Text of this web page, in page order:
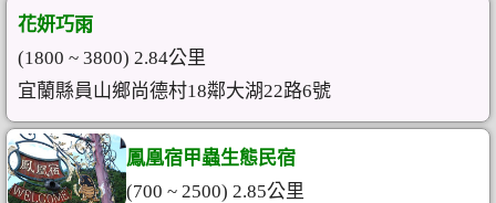
花妍巧雨
(1800 ~ 3800) 2.84公里
宜蘭縣員山鄉尚德村18鄰大湖22路6號
鳳凰宿甲蟲生態民宿
(700 ~ 2500) 2.85公里